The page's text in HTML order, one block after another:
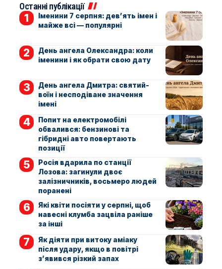
Останні публікації
Іменини 7 серпня: дев’ять імен і
майже всі — популярні
День ангела Олександра: коли
іменини і як обрати свою дату
День ангела Дмитра: святий-
воїн і несподіване значення
імені
Попит на електромобілі
обвалився: бензинові та
гібридні авто повертають
позиції
Росія вдарила по станції
Лозова: загинули двоє
залізничників, восьмеро людей
поранені
Які квіти посіяти у серпні, щоб
навесні клумба зацвіла раніше
за інші
Як діяти при витоку аміаку
після удару, якщо в повітрі
з’явився різкий запах